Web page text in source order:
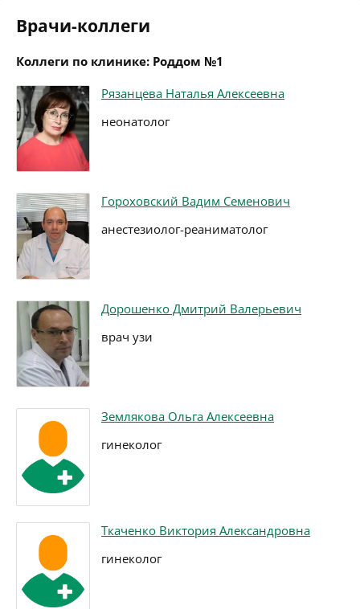
Врачи-коллеги
Коллеги по клинике: Роддом №1
Рязанцева Наталья Алексеевна
неонатолог
Гороховский Вадим Семенович
анестезиолог-реаниматолог
Дорошенко Дмитрий Валерьевич
врач узи
Землякова Ольга Алексеевна
гинеколог
Ткаченко Виктория Александровна
гинеколог